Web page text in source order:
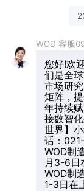
WOD 客服
您好!欢
们是全
市场研
矩阵，
年持续
接数智
世界】
话：
WOD制
月3-6日
WOD制
1-3日在